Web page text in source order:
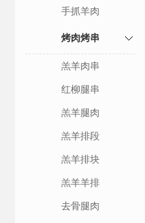
手抓羊肉
烤肉烤串
羔羊肉串
红柳腿串
羔羊腿肉
羔羊排段
羔羊排块
羔羊羊排
去骨腿肉